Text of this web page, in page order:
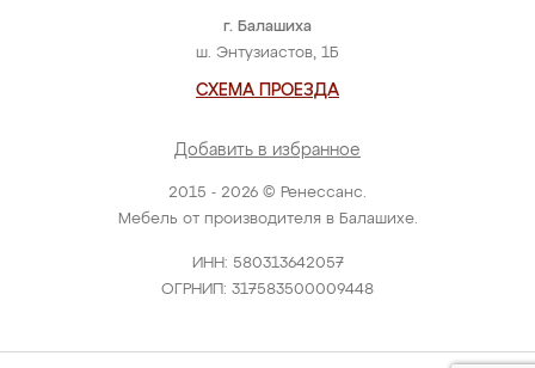
2015 - 2026 © Ренессанс.
Мебель от производителя в Балашихе.
ИНН: 580313642057
ОГРНИП: 317583500009448
г. Балашиха
ш. Энтузиастов, 1Б
СХЕМА ПРОЕЗДА
Добавить в избранное